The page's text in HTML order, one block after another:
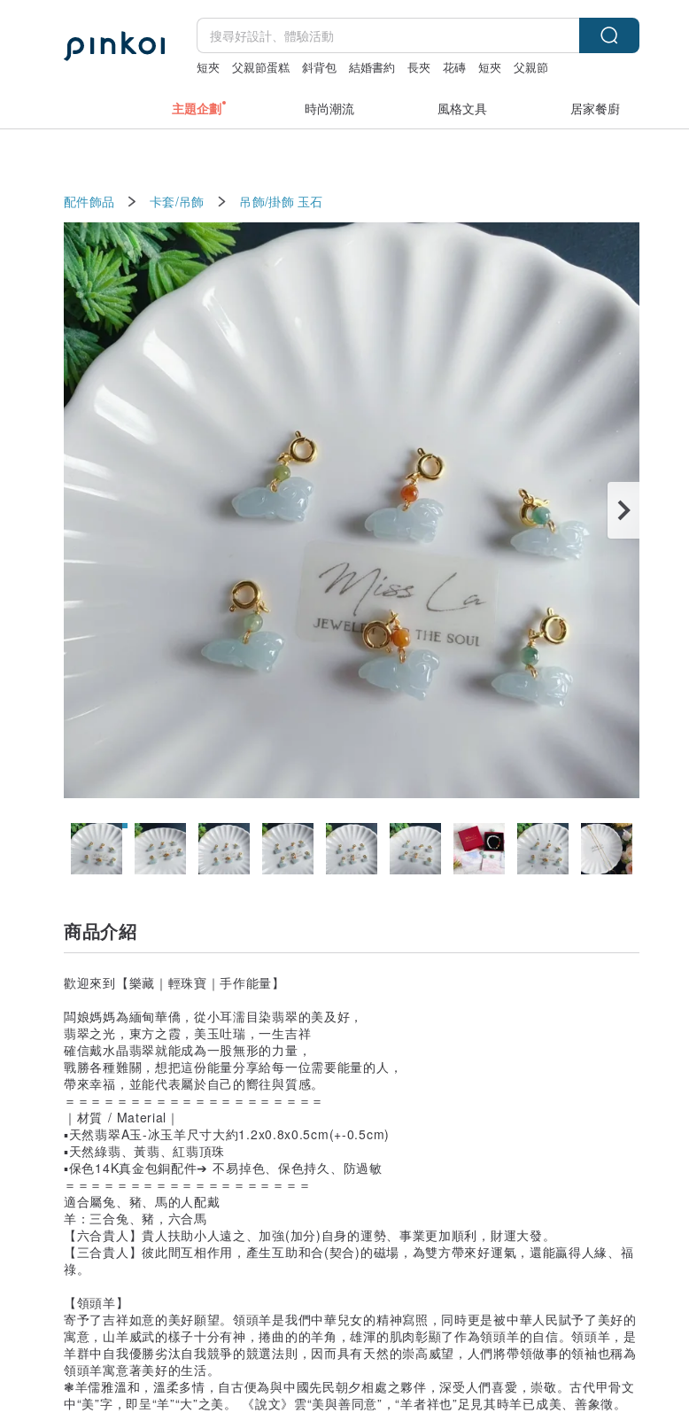
短夾 父親節蛋糕 斜背包 結婚書約 長夾 花磚 短夾 父親節
主題企劃 時尚潮流 風格文具 居家餐廚
配件飾品 卡套/吊飾 吊飾/掛飾 玉石
商品介紹
歡迎來到【樂藏｜輕珠寶｜手作能量】
闆娘媽媽為緬甸華僑，從小耳濡目染翡翠的美及好，
翡翠之光，東方之霞，美玉吐瑞，一生吉祥
確信戴水晶翡翠就能成為一股無形的力量，
戰勝各種難關，想把這份能量分享給每一位需要能量的人，
帶來幸福，並能代表屬於自己的嚮往與質感。
＝＝＝＝＝＝＝＝＝＝＝＝＝＝＝＝＝＝＝＝
｜材質 / Material｜
▪天然翡翠A玉-冰玉羊尺寸大約1.2x0.8x0.5cm(+-0.5cm)
▪天然綠翡、黃翡、紅翡頂珠
▪保色14K真金包銅配件➔ 不易掉色、保色持久、防過敏
＝＝＝＝＝＝＝＝＝＝＝＝＝＝＝＝＝＝＝
適合屬兔、豬、馬的人配戴
羊：三合兔、豬，六合馬
【六合貴人】貴人扶助小人遠之、加強(加分)自身的運勢、事業更加順利，財運大發。
【三合貴人】彼此間互相作用，產生互助和合(契合)的磁場，為雙方帶來好運氣，還能贏得人緣、福
祿。
【領頭羊】
寄予了吉祥如意的美好願望。領頭羊是我們中華兒女的精神寫照，同時更是被中華人民賦予了美好的
寓意，山羊威武的樣子十分有神，捲曲的的羊角，雄渾的肌肉彰顯了作為領頭羊的自信。領頭羊，是
羊群中自我優勝劣汰自我競爭的競選法則，因而具有天然的崇高威望，人們將帶領做事的領袖也稱為
領頭羊寓意著美好的生活。
❃羊儒雅溫和，溫柔多情，自古便為與中國先民朝夕相處之夥伴，深受人們喜愛，崇敬。古代甲骨文
中“美”字，即呈“羊”“大”之美。 《說文》雲“美與善同意”，“羊者祥也”足見其時羊已成美、善象徵。